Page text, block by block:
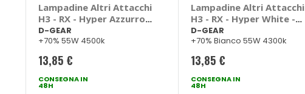
Lampadine Altri Attacchi
H3 - RX - Hyper Azzurro -
D-GEAR
D-GEAR
+70% 55W 4500k
13,85 €
CONSEGNA IN
48H
Lampadine Altri Attacchi
H3 - RX - Hyper White -
D-GEAR
D-GEAR
+70% Bianco 55W 4300k
13,85 €
CONSEGNA IN
48H